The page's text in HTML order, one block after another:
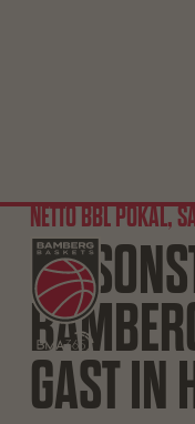
NETTO BBL POKAL,
GAST IN